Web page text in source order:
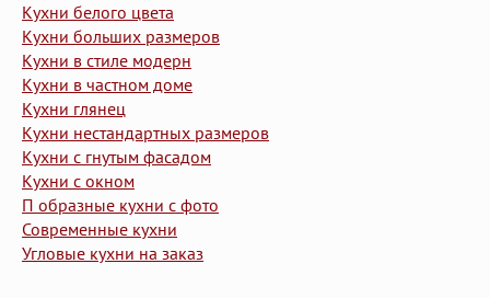
Кухни белого цвета
Кухни больших размеров
Кухни в стиле модерн
Кухни в частном доме
Кухни глянец
Кухни нестандартных размеров
Кухни с гнутым фасадом
Кухни с окном
П образные кухни с фото
Современные кухни
Угловые кухни на заказ